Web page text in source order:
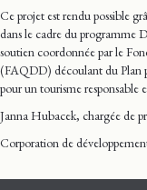
Ce projet est rendu possible
dans le cadre du programme
soutien coordonnée par le
(FAQDD) découlant du Plan
pour un tourisme responsable
Janna Hubacek, chargée de
Corporation de